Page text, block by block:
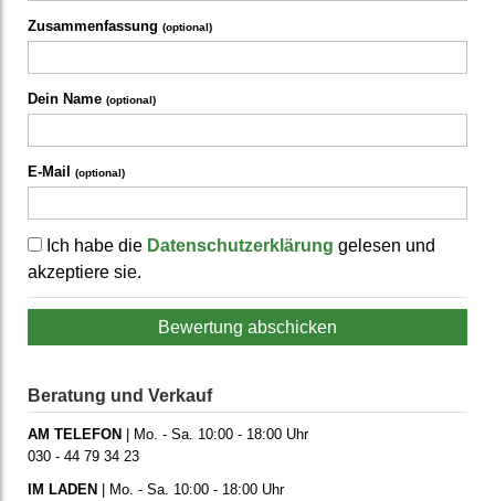
Zusammenfassung (optional)
Dein Name (optional)
E-Mail (optional)
Ich habe die Datenschutzerklärung gelesen und
akzeptiere sie.
Bewertung abschicken
Beratung und Verkauf
AM TELEFON
| Mo. - Sa. 10:00 - 18:00 Uhr
030 - 44 79 34 23
IM LADEN
| Mo. - Sa. 10:00 - 18:00 Uhr